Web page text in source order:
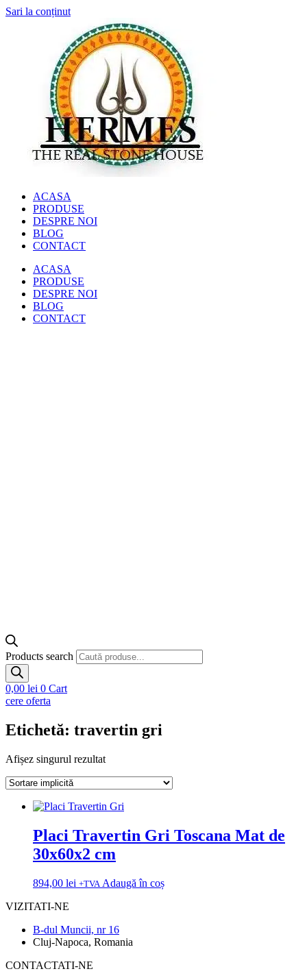
Sari la conținut
ACASA
PRODUSE
DESPRE NOI
BLOG
CONTACT
ACASA
PRODUSE
DESPRE NOI
BLOG
CONTACT
Products search
0,00 lei 0 Cart
cere oferta
Etichetă: travertin gri
Afișez singurul rezultat
Placi Travertin Gri Toscana Mat de
30x60x2 cm
894,00 lei +TVA Adaugă în coș
VIZITATI-NE
B-dul Muncii, nr 16
Cluj-Napoca, Romania
CONTACTATI-NE